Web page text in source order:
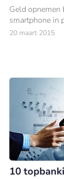
Geld opnemen
smartphone in
20 maart 2015
10